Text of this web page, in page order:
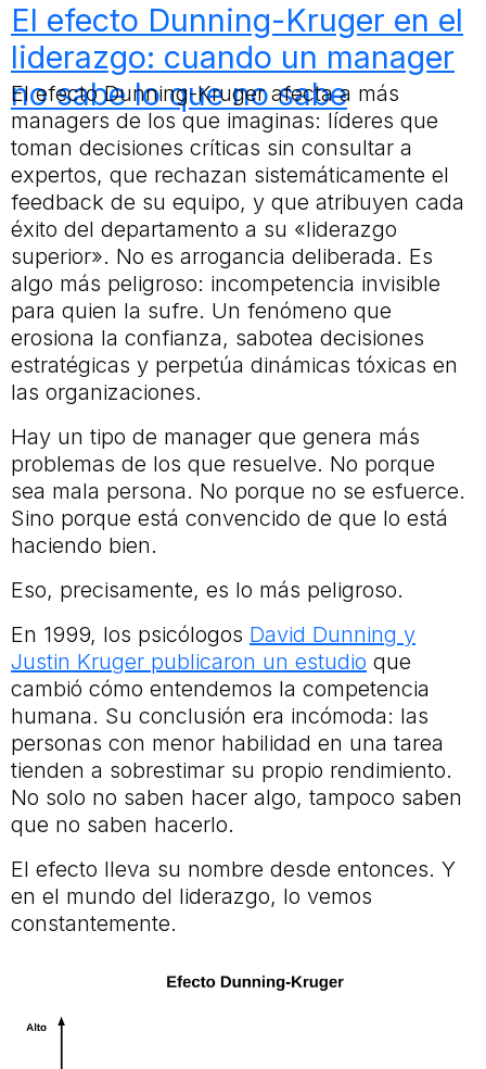
El efecto Dunning-Kruger en el
liderazgo: cuando un manager
no sabe lo que no sabe
El efecto Dunning-Kruger afecta a más
managers de los que imaginas: líderes que
toman decisiones críticas sin consultar a
expertos, que rechazan sistemáticamente el
feedback de su equipo, y que atribuyen cada
éxito del departamento a su «liderazgo
superior». No es arrogancia deliberada. Es
algo más peligroso: incompetencia invisible
para quien la sufre. Un fenómeno que
erosiona la confianza, sabotea decisiones
estratégicas y perpetúa dinámicas tóxicas en
las organizaciones.
Hay un tipo de manager que genera más
problemas de los que resuelve. No porque
sea mala persona. No porque no se esfuerce.
Sino porque está convencido de que lo está
haciendo bien.
Eso, precisamente, es lo más peligroso.
En 1999, los psicólogos David Dunning y
Justin Kruger publicaron un estudio que
cambió cómo entendemos la competencia
humana. Su conclusión era incómoda: las
personas con menor habilidad en una tarea
tienden a sobrestimar su propio rendimiento.
No solo no saben hacer algo, tampoco saben
que no saben hacerlo.
El efecto lleva su nombre desde entonces. Y
en el mundo del liderazgo, lo vemos
constantemente.